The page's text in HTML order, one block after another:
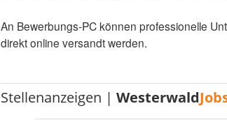
An Bewerbungs-PC können professionelle
direkt online versandt werden.
Stellenanzeigen |Westerwald